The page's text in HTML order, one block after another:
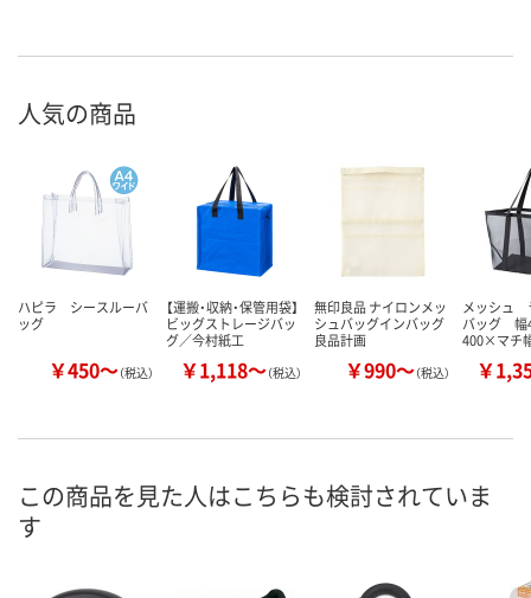
人気の商品
ハピラ シースルーバ
ッグ
￥450～（税込）
【運搬・収納・保管用袋】
ビッグストレージバッ
グ／今村紙工
￥1,118～（税込）
無印良品 ナイロンメッ
シュバッグインバッグ
良品計画
￥990～（税込）
メッシュ
バッグ 幅
400×マチ
￥
この商品を見た人はこちらも検討されていま
す